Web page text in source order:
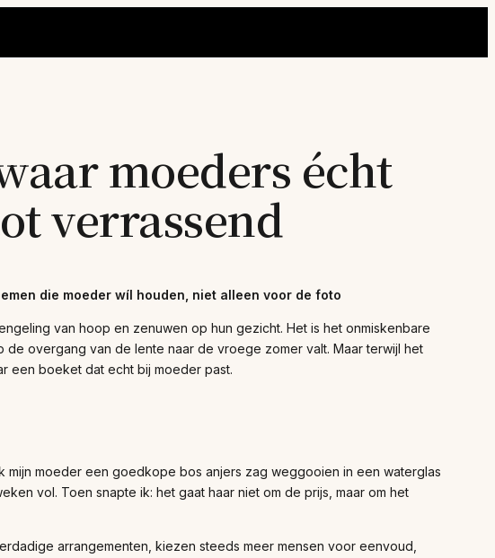
moeders écht
verrassend
die moeder wíl houden, niet alleen voor de foto
van hoop en zenuwen op hun gezicht. Het is het onmiskenbare
overgang van de lente naar de vroege zomer valt. Maar terwijl het
een boeket dat echt bij moeder past.
mijn moeder een goedkope bos anjers zag weggooien in een waterglas
vol. Toen snapte ik: het gaat haar niet om de prijs, maar om het
arrangementen, kiezen steeds meer mensen voor eenvoud,